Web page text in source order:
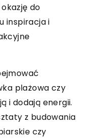
do
inspiracja i
plażowa czy
i dodają energii.
z budowania
czy